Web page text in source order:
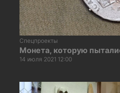
Спецпроекты
Монета, которую
14 июля 2021 12:00